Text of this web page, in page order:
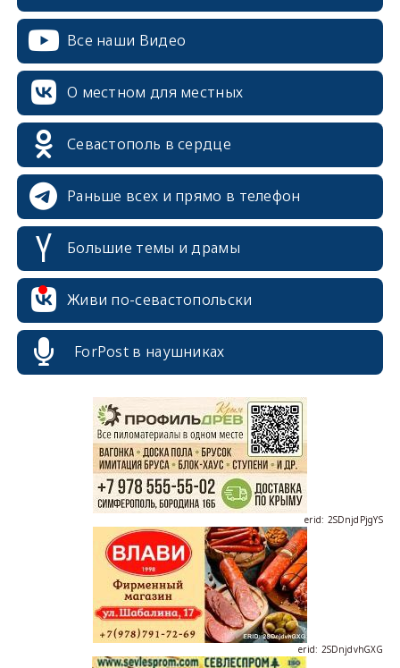
Все наши Видео
О местном для местных
Севастополь в сердце
Раньше всех и прямо в телефон
Большие темы и драмы
Живи по-севастопольски
ForPost в наушниках
erid: 2SDnjdPjgYS
erid: 2SDnjdvhGXG